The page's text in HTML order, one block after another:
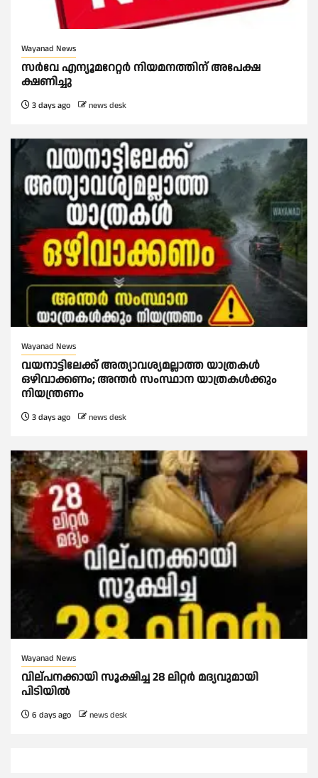
Wayanad News
സർവേ എന്യൂമറേറ്റർ നിയമനത്തിന് അപേക്ഷ
ക്ഷണിച്ചു
3 days ago news desk
Wayanad News
വയനാട്ടിലേക്ക് അത്യാവശ്യമല്ലാത്ത യാത്രകൾ
ഒഴിവാക്കണം; അന്ത‍ർ സംസ്ഥാന യാത്രകൾക്കും
നിയന്ത്രണം
3 days ago news desk
Wayanad News
വില്പനക്കായി സൂക്ഷിച്ച 28 ലിറ്റർ മദ്യവുമായി
പിടിയിൽ
6 days ago news desk